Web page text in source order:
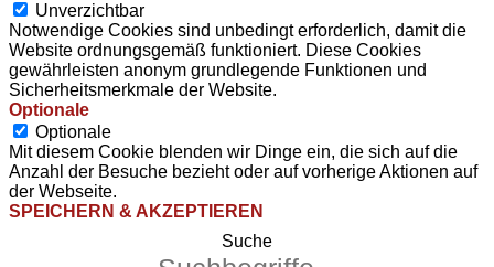
Unverzichtbar
Notwendige Cookies sind unbedingt erforderlich, damit die
Website ordnungsgemäß funktioniert. Diese Cookies
gewährleisten anonym grundlegende Funktionen und
Sicherheitsmerkmale der Website.
Optionale
Optionale
Mit diesem Cookie blenden wir Dinge ein, die sich auf die
Anzahl der Besuche bezieht oder auf vorherige Aktionen auf
der Webseite.
SPEICHERN & AKZEPTIEREN
Suche